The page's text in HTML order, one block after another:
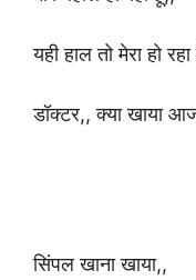
यही हाल तो मेरा हो
डॉक्टर,, क्या खाया
सिंपल खाना खाया,,